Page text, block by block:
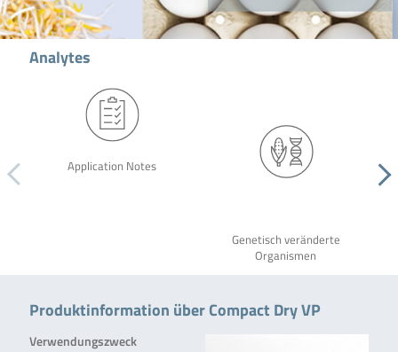
Analytes
Application Notes
Genetisch veränderte
Organismen
Produktinformation über Compact Dry VP
Verwendungszweck